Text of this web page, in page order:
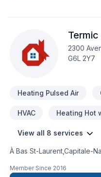
Termic
2300
G6L 2Y7
Heating Pulsed Air
HVAC Heating Hot
View all 8 services
À Bas St-Laurent,Capitale-
Member Since 2016